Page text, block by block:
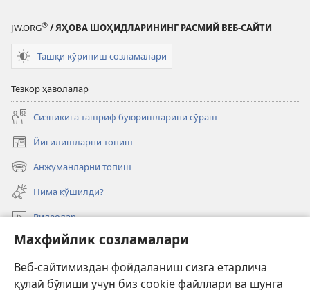
Махфийлик созламалари
Веб-сайтимиздан фойдаланиш сизга етарлича
қулай бўлиши учун биз cookie файллари ва шунга
JW.ORG® / ЯҲОВА ШОҲИДЛАРИНИНГ РАСМИЙ ВЕБ-САЙТИ
Ташқи кўриниш созламалари
Тезкор ҳаволалар
Сизникига ташриф буюришларини сўраш
Йиғилишларни топиш
(янги
ойнада
очилади)
Анжуманларни топиш
(янги
ойнада
очилади)
Нима қўшилди?
Видеолар
Излаш
Давлат амалдорлари учун маълумот